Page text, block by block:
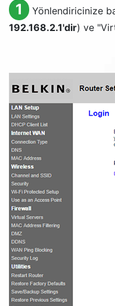
1
Yönlendiricinize
192.168.2.1'dir) ve "